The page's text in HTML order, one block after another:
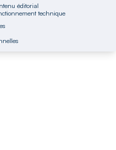
éditorial
technique